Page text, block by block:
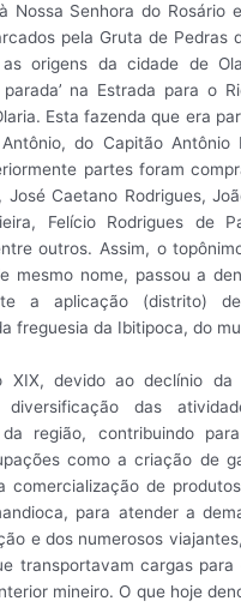
Nossa Senhora do Rosário
pela Gruta de Pedras
as origens da cidade de
parada’ na Estrada para o
Esta fazenda que era
do Capitão Antônio
partes foram
José Caetano Rodrigues,
Felício Rodrigues de
outros. Assim, o
mesmo nome, passou a
a aplicação (distrito)
freguesia da Ibitipoca, do
XIX, devido ao declínio da
das
região, contribuindo
como a criação de
comercialização de
para atender a
e dos numerosos
transportavam cargas
mineiro. O que hoje